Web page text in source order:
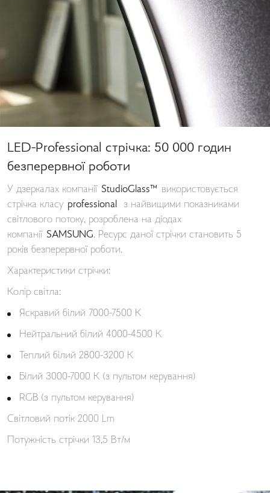
LED-Professional стрічка: 50 000 годин
безперервної роботи
У дзеркалах компанії StudioGlass™ використовується
стрічка класу professional з найвищими показниками
світлового потоку, розроблена на діодах
компанії SAMSUNG. Ресурс даної стрічки становить 5
років безперервної роботи.
Характеристики стрічки:
Колір світла:
Яскравий білий 7000-7500 К
Нейтральний білий 4000-4500 К
Теплий білий 2800-3200 К
Білий 3000-7000 K (з пультом керування)
RGB (з пультом керування)
Світловий потік 2000 Lm
Потужність стрічки 13,5 Вт/м